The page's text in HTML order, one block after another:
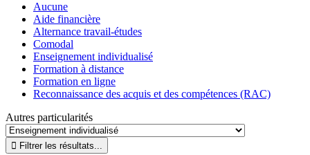
Aucune
Aide financière
Alternance travail-études
Comodal
Enseignement individualisé
Formation à distance
Formation en ligne
Reconnaissance des acquis et des compétences (RAC)
Autres particularités